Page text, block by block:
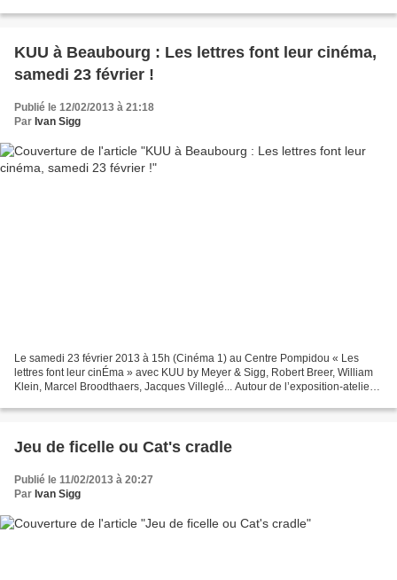
KUU à Beaubourg : Les lettres font leur cinéma,
samedi 23 février !
Publié le 12/02/2013 à 21:18
Par Ivan Sigg
Le samedi 23 février 2013 à 15h (Cinéma 1) au Centre Pompidou « Les
lettres font leur cinÉma » avec KUU by Meyer & Sigg, Robert Breer, William
Klein, Marcel Broodthaers, Jacques Villeglé... Autour de l’exposition-atelier «
Jeu de ficelle ou Cat's cradle
Publié le 11/02/2013 à 20:27
Par Ivan Sigg